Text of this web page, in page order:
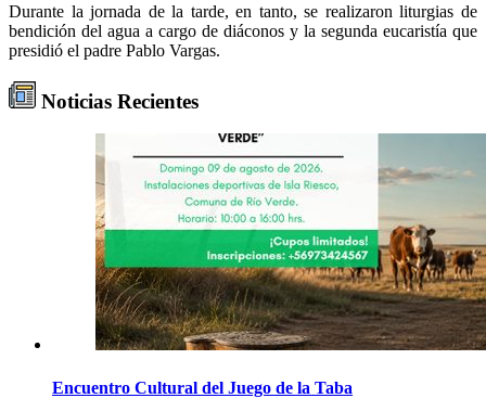
Durante la jornada de la tarde, en tanto, se realizaron liturgias de
bendición del agua a cargo de diáconos y la segunda eucaristía que
presidió el padre Pablo Vargas.
Noticias Recientes
Encuentro Cultural del Juego de la Taba